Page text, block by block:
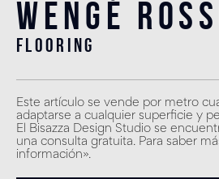
Wengé
flooring
Este artículo se vende por metro
adaptarse a cualquier superficie y
El Bisazza Design Studio se
una consulta gratuita. Para saber
información».